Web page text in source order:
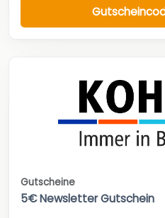
Gutscheine
5€ Newsletter Gutschein